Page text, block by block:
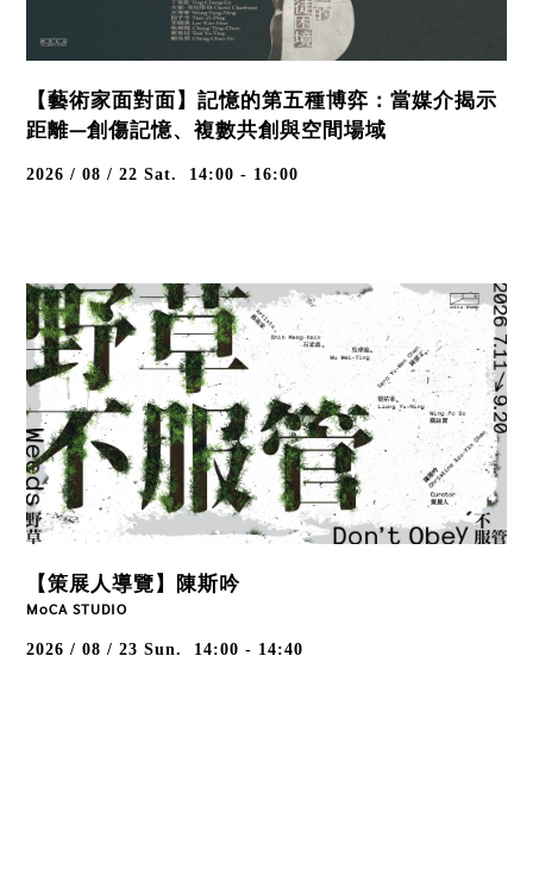
【藝術家面對面】記憶的第五種博弈：當媒介揭示
距離—創傷記憶、複數共創與空間場域
2026 / 08 / 22 Sat. 14:00 - 16:00
【策展人導覽】陳斯吟
MoCA STUDIO
2026 / 08 / 23 Sun. 14:00 - 14:40